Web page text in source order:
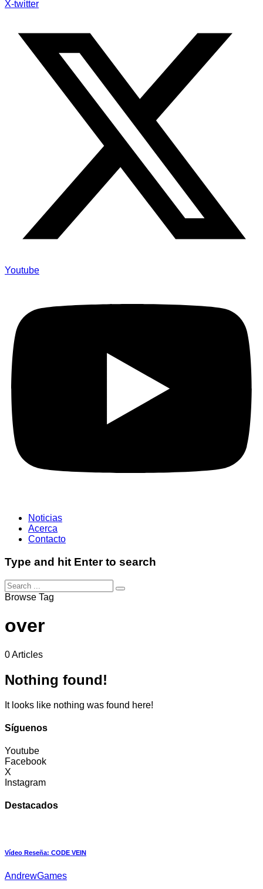
X-twitter
Youtube
Noticias
Acerca
Contacto
Type and hit Enter to search
Browse Tag
over
0 Articles
Nothing found!
It looks like nothing was found here!
Síguenos
Youtube
Facebook
X
Instagram
Destacados
Vídeo Reseña: CODE VEIN
AndrewGames